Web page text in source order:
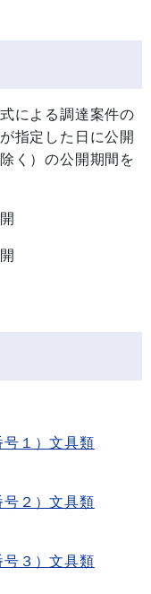
による調達案件の
指定した日に公開
く）の公開期間を
１）文具類
２）文具類
３）文具類